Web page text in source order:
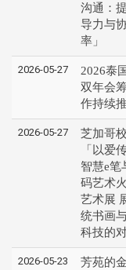
沟通：
导力与
率」
2026-05-27
2026泰
双年会
作持续
2026-05-27
芝加哥
「以爱
智慧e笔
码艺术火
艺术展
统书画
科技的
2026-05-23
芳苑的